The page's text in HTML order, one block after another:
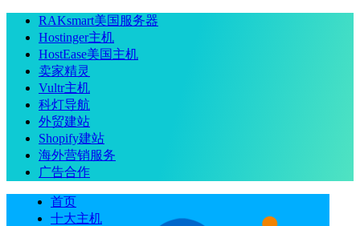
RAKsmart美国服务器
Hostinger主机
HostEase美国主机
卖家精灵
Vultr主机
科灯导航
外贸建站
Shopify建站
海外营销服务
广告合作
首页
十大主机